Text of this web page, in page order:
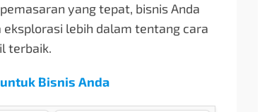
yang tepat, bisnis Anda
lebih dalam tentang cara
terbaik.
Bisnis Anda